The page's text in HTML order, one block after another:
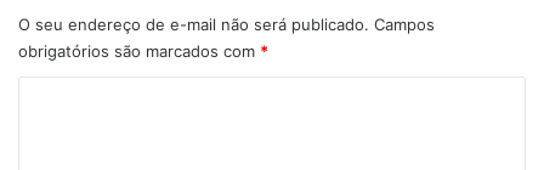
O seu endereço de e-mail não será publicado. Campos
obrigatórios são marcados com *